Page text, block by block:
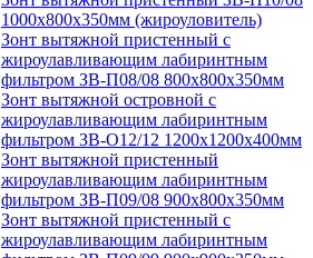
1000х800х350мм (жироуловитель)
Зонт вытяжной пристенный с
жироулавливающим лабиринтным
фильтром ЗВ-П08/08 800х800х350мм
Зонт вытяжной островной с
жироулавливающим лабиринтным
фильтром ЗВ-О12/12 1200х1200х400мм
Зонт вытяжной пристенный
жироулавливающим лабиринтным
фильтром ЗВ-П09/08 900х800х350мм
Зонт вытяжной пристенный с
жироулавливающим лабиринтным